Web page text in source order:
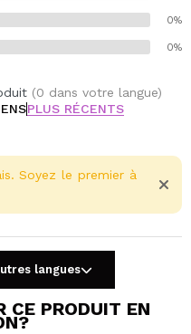
0%
0%
(0 dans votre langue)
PLUS RÉCENTS
Soyez le premier à
langues
CE PRODUIT EN